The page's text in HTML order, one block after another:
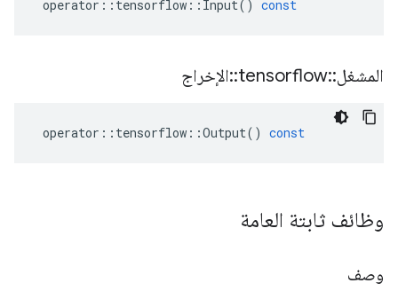
operator :: tensorflow :: Input() const
المشغل::
tensorflow
::الإخراج
operator :: tensorflow ::Output() const
وظائف ثابتة العامة
وصف